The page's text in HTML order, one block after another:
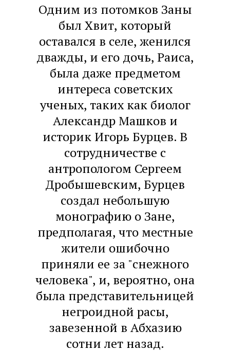
Одним из потомков Заны
был Хвит, который
оставался в селе, женился
дважды, и его дочь, Раиса,
была даже предметом
интереса советских
ученых, таких как биолог
Александр Машков и
историк Игорь Бурцев. В
сотрудничестве с
антропологом Сергеем
Дробышевским, Бурцев
создал небольшую
монографию о Зане,
предполагая, что местные
жители ошибочно
приняли ее за "снежного
человека", и, вероятно, она
была представительницей
негроидной расы,
завезенной в Абхазию
сотни лет назад.